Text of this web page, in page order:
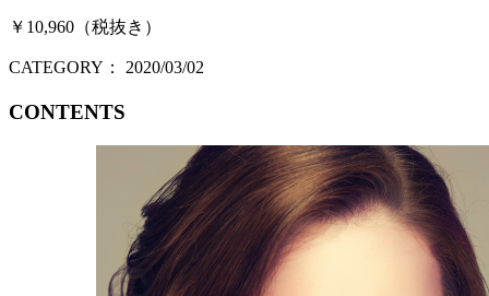
￥10,960（税抜き）
CATEGORY： 2020/03/02
CONTENTS